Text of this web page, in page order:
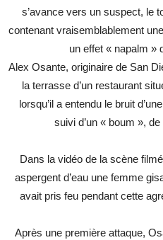
s’avance vers un suspect, le
contenant vraisemblablement
un effet « napalm »
Alex Osante, originaire de San
la terrasse d’un restaurant
lorsqu’il a entendu le bruit
suivi d’un « boum »,
Dans la vidéo de la scène
aspergent d’eau une femme
avait pris feu pendant cette
Après une première attaque,